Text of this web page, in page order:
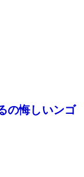
の悔しいンゴ